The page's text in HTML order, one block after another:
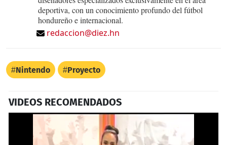
deportiva, con un conocimiento profundo del fútbol
hondureño e internacional.
redaccion@diez.hn
Nintendo Proyecto
VIDEOS RECOMENDADOS